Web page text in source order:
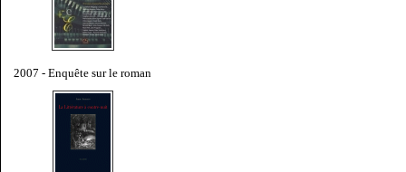
2007 - Enquête sur le roman